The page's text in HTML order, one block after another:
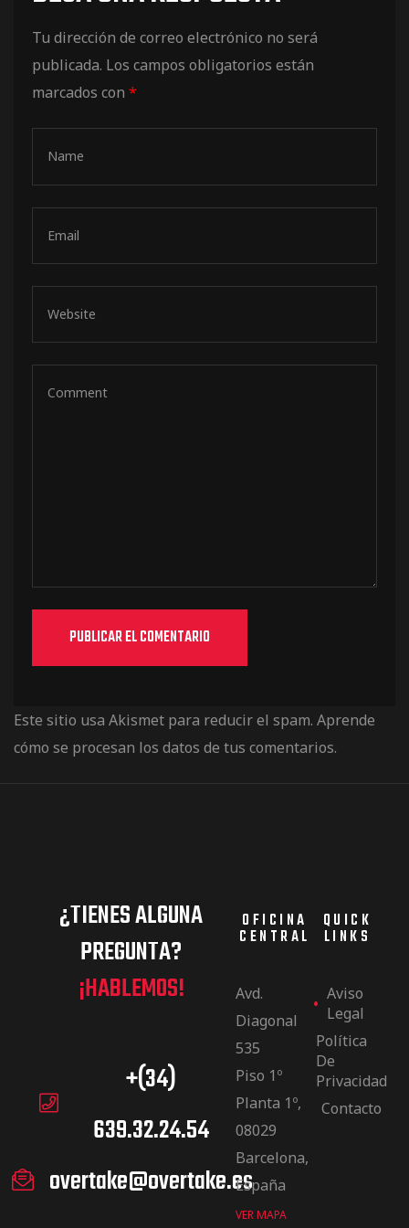
Tu dirección de correo electrónico no será
publicada. Los campos obligatorios están
marcados con *
Este sitio usa Akismet para reducir el spam. Aprende
cómo se procesan los datos de tus comentarios.
¿TIENES ALGUNA
PREGUNTA?
¡HABLEMOS!
+(34)
639.32.24.54
overtake@overtake.es
OFICINA
CENTRAL
Avd.
Diagonal
535
Piso 1º
Planta 1º,
08029
Barcelona,
España
VER MAPA
QUICK
LINKS
Aviso
Legal
Política
De
Privacidad
Contacto